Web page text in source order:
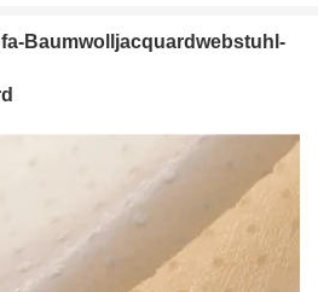
Baumwolljacquardwebstuhl-